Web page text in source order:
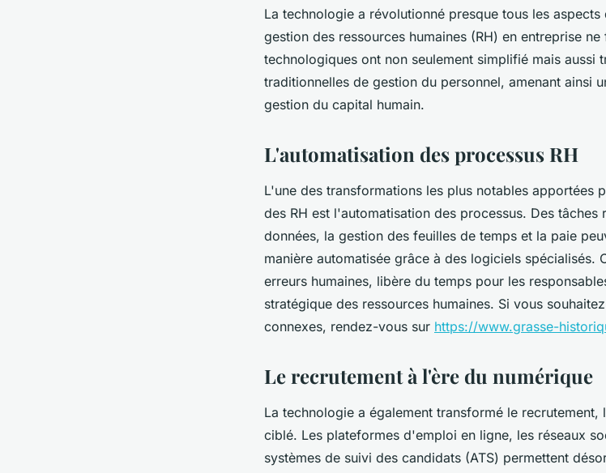
Comment la technologie
t-elle la gestion des ressources
humaines en entreprise ?
La technologie a révolutionné presque tous les
gestion des ressources humaines (RH) en entreprise
technologiques ont non seulement simplifié mais aussi
traditionnelles de gestion du personnel, amenant ainsi
gestion du capital humain.
L'automatisation des processus RH
L'une des transformations les plus notables apportées
des RH est l'automatisation des processus. Des
données, la gestion des feuilles de temps et la paie
manière automatisée grâce à des logiciels spécialisés.
erreurs humaines, libère du temps pour les
stratégique des ressources humaines. Si vous
connexes, rendez-vous sur https://www.grasse-
Le recrutement à l'ère du numérique
La technologie a également transformé le
ciblé. Les plateformes d'emploi en ligne, les réseaux
systèmes de suivi des candidats (ATS) permettent